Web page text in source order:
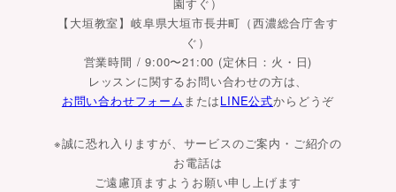
園すぐ）
【大垣教室】岐阜県大垣市長井町（西濃総合庁舎す
ぐ）
営業時間 / 9:00〜21:00 (定休日：火・日)
レッスンに関するお問い合わせの方は、
お問い合わせフォーム またはLINE公式からどうぞ
※誠に恐れ入りますが、サービスのご案内・ご紹介の
お電話は
ご遠慮頂ますようお願い申し上げます